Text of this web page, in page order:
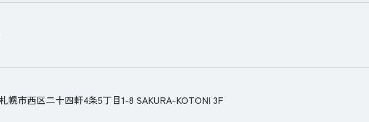
幌市西区二十四軒4条5丁目1-8 SAKURA-KOTONI 3F